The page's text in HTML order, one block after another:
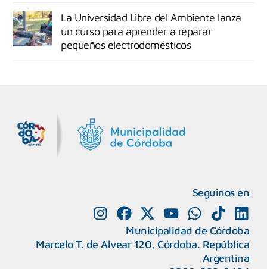
La Universidad Libre del Ambiente lanza
un curso para aprender a reparar
pequeños electrodomésticos
Seguinos en
Municipalidad de Córdoba
Marcelo T. de Alvear 120, Córdoba. República
Argentina